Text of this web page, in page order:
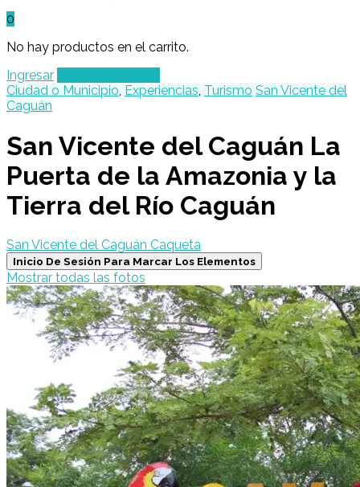
0
No hay productos en el carrito.
Ingresar
Ciudad o Municipio, Experiencias, Turismo San Vicente del
Caguán
San Vicente del Caguán La
Puerta de la Amazonia y la
Tierra del Río Caguán
San Vicente del Caguán Caqueta
Inicio De Sesión Para Marcar Los Elementos
Mostrar todas las fotos